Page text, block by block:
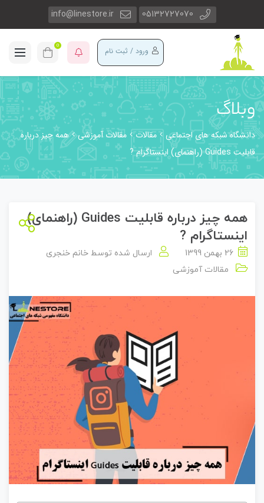
05132727070
info@linestore.ir
ورود / ثبت نام 0
وبلاگ
دانشگاه شبکه های اجتماعی مقالات مقالات آموزشی
همه چیز درباره
قابلیت Guides (راهنمای) اینستاگرام ?
همه چیز درباره قابلیت Guides (راهنمای)
اینستاگرام ?
26 بهمن 1399 ارسال شده توسط خانم خنجری
مقالات آموزشی